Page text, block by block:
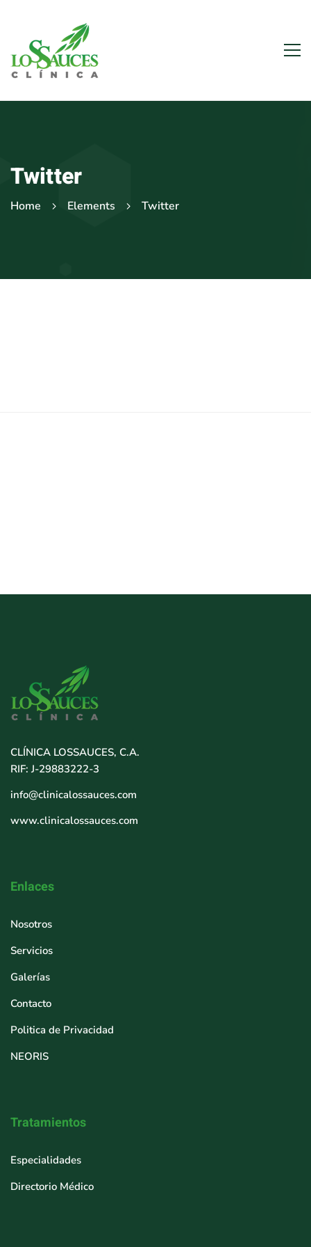
Twitter
Home Elements Twitter
CLÍNICA LOSSAUCES, C.A.
RIF: J-29883222-3
info@clinicalossauces.com
www.clinicalossauces.com
Enlaces
Nosotros
Servicios
Galerías
Contacto
Politica de Privacidad
NEORIS
Tratamientos
Especialidades
Directorio Médico